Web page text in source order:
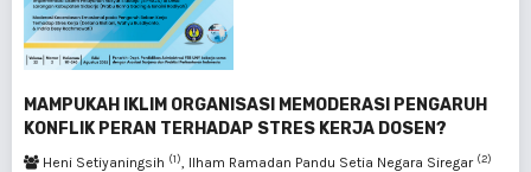
MAMPUKAH IKLIM ORGANISASI MEMODERASI PENGARUH
KONFLIK PERAN TERHADAP STRES KERJA DOSEN?
Heni Setiyaningsih (1), Ilham Ramadan Pandu Setia Negara Siregar (2)